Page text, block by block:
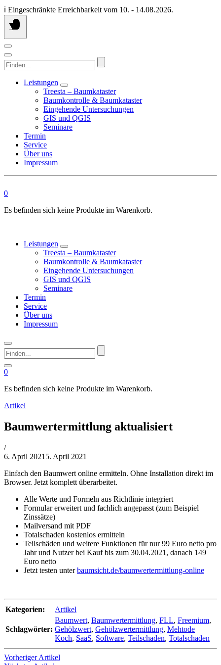
Springen
Sie
zum
ℹ️ Eingeschränkte Erreichbarkeit vom 10. - 14.08.2026.
Finden...
Leistungen
Treesta – Baumkataster
Baumkontrolle & Baumkataster
Eingehende Untersuchungen
GIS und QGIS
Seminare
Termin
Service
Über uns
Impressum
0
Es befinden sich keine Produkte im Warenkorb.
Leistungen
Treesta – Baumkataster
Baumkontrolle & Baumkataster
Eingehende Untersuchungen
GIS und QGIS
Seminare
Termin
Service
Über uns
Impressum
Finden...
0
Es befinden sich keine Produkte im Warenkorb.
Artikel
Baumwertermittlung aktualisiert
von
Philipp
/
6. April 2021 5. April 2021
Einfach den Baumwert online ermitteln. Ohne Installation direkt im
Browser. Jetzt komplett überarbeitet.
Alle Werte und Formeln aus Richtlinie integriert
Formular erweitert und fachlich angepasst (zum Beispiel
Zinssätze)
Mailversand mit PDF
Totalschaden kostenlos ermitteln
Teilschäden und weitere Funktionen für nur 99 Euro netto pro
Jahr und Nutzer bei Kauf bis zum 30.04.2021, danach 149
Euro netto
Jetzt testen unterbaumsicht.de/baumwertermittlung-online
Kategorien: Artikel
Schlagwörter:
Baumwert, Baumwertermittlung, FLL, Freemium,
Gehölzwert, Gehölzwertermittlung, Mehtode
Koch, SaaS, Software, Teilschaden, Totalschaden
Vorheriger Artikel